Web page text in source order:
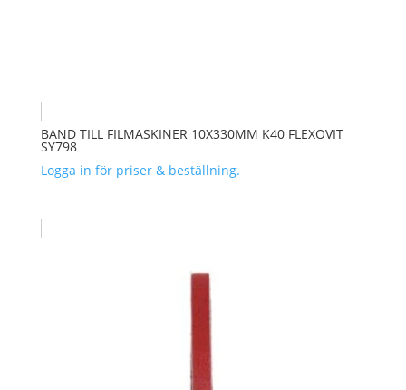
BAND TILL FILMASKINER 10X330MM K40 FLEXOVIT
SY798
Logga in för priser & beställning.